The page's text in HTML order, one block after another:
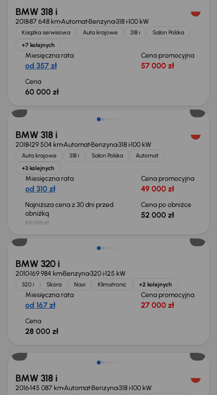
BMW 318 i
201887 648 kmAutomatBenzyna318 i100 kW
Książka serwisowa Auta krajowe 318 i
Salon Polska
+7 kolejnych
Miesięczna rata
od 357 zł
Cena promocyjna
57 000 zł
Cena
60 000 zł
Taniej o 1 000 zł
BMW 318 i
2018129 504 kmAutomatBenzyna318 i100 kW
Auta krajowe 318 i Salon Polska
Automat
+3 kolejnych
Miesięczna rata
od 310 zł
Cena promocyjna
49 000 zł
Najniższa cena z 30 dni przed
obniżką
53 000 zł
Cena po obniżce
52 000 zł
BMW 320 i
2010169 984 kmBenzyna320 i125 kW
320 i Skóra Navi Klimatronic +2 kolejnych
Miesięczna rata
od 167 zł
Cena promocyjna
27 000 zł
Cena
28 000 zł
BMW 318 i
2016145 087 kmAutomatBenzyna318 i100 kW